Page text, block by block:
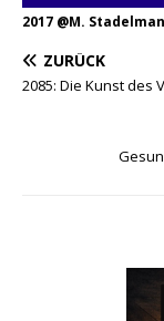
2017 @M.
ZURÜCK
2085: Die Kunst des